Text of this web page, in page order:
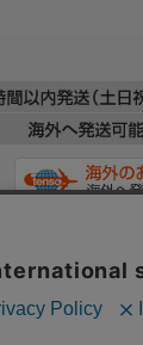
の分析を目的